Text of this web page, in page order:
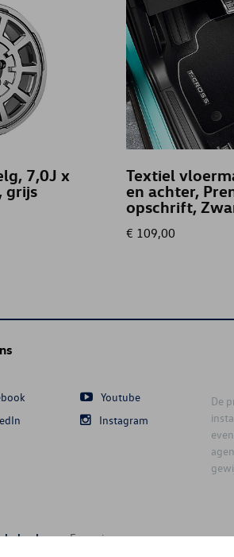
7,0J x
grijs
Textiel
en achter,
opschrift,
€ 109,00
Youtube
Instagram
De
Français